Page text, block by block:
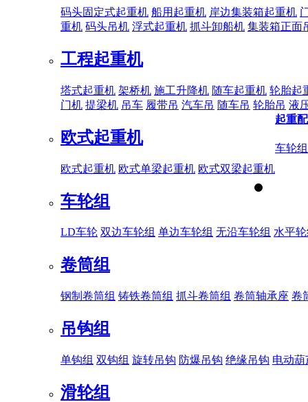
码头固定式起重机 船用起重机 岸边集装箱起重机
重机 码头吊机 浮式起重机 抓斗卸船机 集装箱正面
工程起重机
塔式起重机 架桥机 施工升降机 随车起重机 轮胎起
门机 提梁机 吊车 履带吊 汽车吊 随车吊 轮胎吊 液
欧式起重机
欧式起重机 欧式单梁起重机 欧式双梁起重机
起重
车轮组
车轮组
LD车轮 双边车轮组 单边车轮组 无沿车轮组 水平
卷筒组
钢制卷筒组 铸铁卷筒组 抓斗卷筒组 卷筒轴承座 卷
吊钩组
单钩组 双钩组 旋转吊钩 防爆吊钩 绝缘吊钩 电动
滑轮组